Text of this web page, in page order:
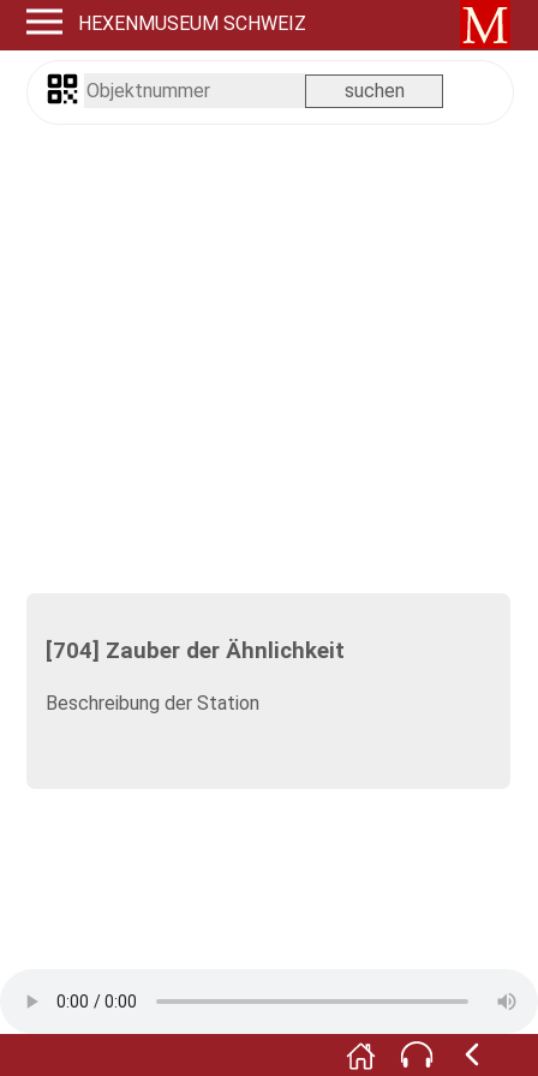
HEXENMUSEUM SCHWEIZ
[704] Zauber der Ähnlichkeit
Beschreibung der Station